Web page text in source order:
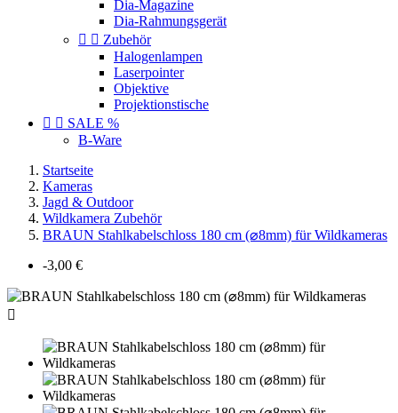
Dia-Magazine
Dia-Rahmungsgerät
  Zubehör
Halogenlampen
Laserpointer
Objektive
Projektionstische
  SALE %
B-Ware
Startseite
Kameras
Jagd & Outdoor
Wildkamera Zubehör
BRAUN Stahlkabelschloss 180 cm (⌀8mm) für Wildkameras
-3,00 €
